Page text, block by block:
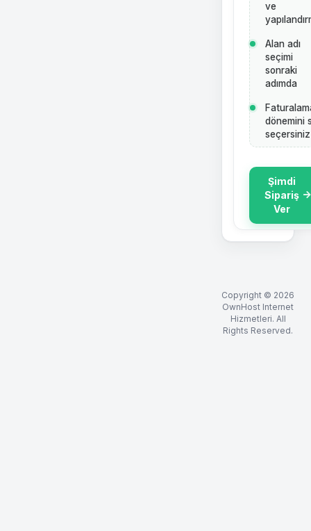
ve
Alan adı
seçimi
sonraki
adımda
dönemini
seçersiniz
Şimdi
Sipariş
Ver
Copyright © 2026
OwnHost Internet
Hizmetleri. All
Rights Reserved.